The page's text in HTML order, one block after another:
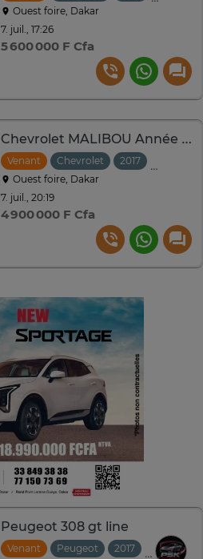
Ouest foire, Dakar
7. juil., 17:26
5 600 000 F Cfa
Chevrolet MALIBOU Année : 2016-2017
Venant Chevrolet 2017
Ouest foire, Dakar
7. juil., 20:19
4 900 000 F Cfa
Peugeot 308 gt line
Venant Peugeot 2017